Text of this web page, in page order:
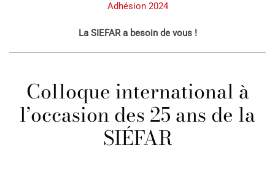
Adhésion 2024
La SIEFAR a besoin de vous !
Colloque international à
l’occasion des 25 ans de la
SIÉFAR